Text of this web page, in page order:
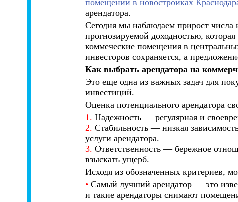
помещений в новостройках
арендатора.
Сегодня мы наблюдаем прирост числа
прогнозируемой доходностью,
коммеческие помещения в
инвесторов сохраняется, а
Как выбрать арендатора на
Это еще одна из важных задач для
инвестиций.
Оценка потенциального арендатора
1. Надежность — регулярная и
2. Стабильность — низкая
услуги арендатора.
3. Ответственность — бережное
взыскать ущерб.
Исходя из обозначенных критериев,
• Самый лучший арендатор — это
и такие арендаторы снимают